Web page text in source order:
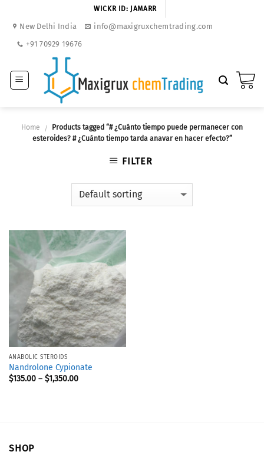
WICKR ID: JAMARR
New Delhi India
info@maxigruxchemtrading.com
+91 70929 19676
Home /
Products tagged “# ¿Cuánto tiempo puede permanecer con
esteroides? # ¿Cuánto tiempo tarda anavar en hacer efecto?”
FILTER
ANABOLIC STEROIDS
Nandrolone Cypionate
$135.00– $1,350.00
SHOP